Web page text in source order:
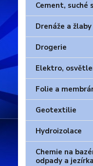
Cement, suché
Drenáže a žlaby
Drogerie
Elektro,
Folie a
Geotextilie
Hydroizolace
Chemie na
odpady a jezírka